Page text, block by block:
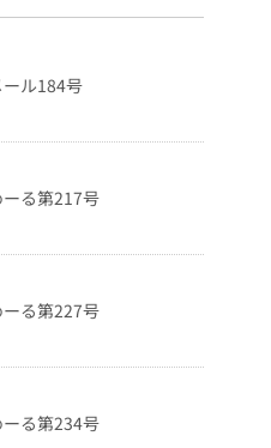
ール184号
ーる第217号
ーる第227号
ーる第234号